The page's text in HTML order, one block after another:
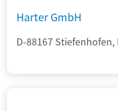
Harter GmbH
D-88167